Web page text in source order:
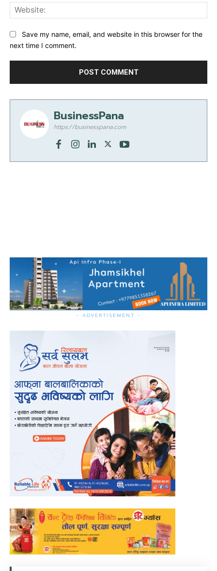
Save my name, email, and website in this browser for the
next time I comment.
BusinessPana
https://businesspana.com
- ADVERTISEMENT -